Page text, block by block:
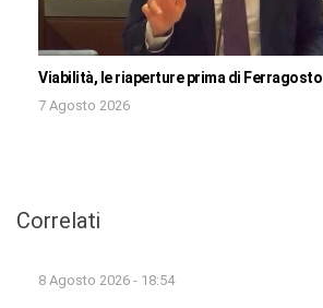
Viabilità, le riaperture prima di Ferragosto
7 Agosto 2026
Correlati
8 Agosto 2026 - 18:54